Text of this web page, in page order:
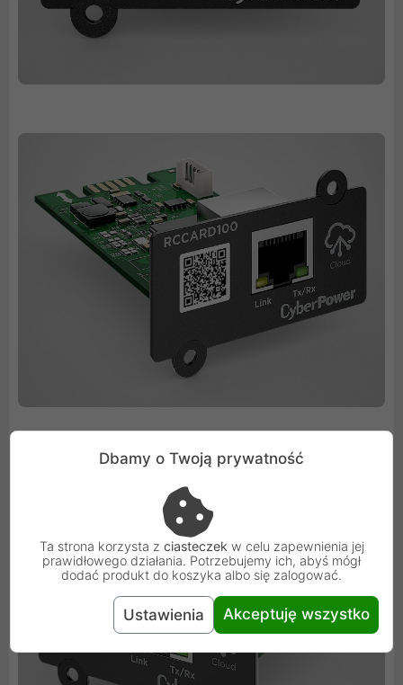
Dbamy o Twoją prywatność
Ta strona korzysta z ciasteczek w celu zapewnienia jej
prawidłowego działania. Potrzebujemy ich, abyś mógł
dodać produkt do koszyka albo się zalogować.
Ustawienia Akceptuję wszystko